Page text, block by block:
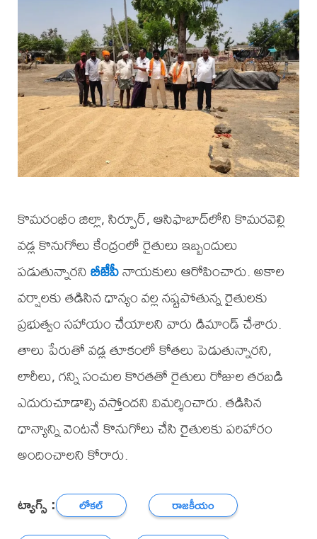
కొమరంభీం జిల్లా, సిర్పూర్, ఆసిఫాబాద్‌లోని కొమరవెల్లి
వడ్ల కొనుగోలు కేంద్రంలో రైతులు ఇబ్బందులు
పడుతున్నారనిబీజేపీనాయకులు ఆరోపించారు. అకాల
వర్షాలకు తడిసిన ధాన్యం వల్ల నష్టపోతున్న రైతులకు
ప్రభుత్వం సహాయం చేయాలని వారు డిమాండ్ చేశారు.
తాలు పేరుతో వడ్ల తూకంలో కోతలు పెడుతున్నారని,
లారీలు, గన్ని సంచుల కొరతతో రైతులు రోజుల తరబడి
ఎదురుచూడాల్సి వస్తోందని విమర్శించారు. తడిసిన
ధాన్యాన్ని వెంటనే కొనుగోలు చేసి రైతులకు పరిహారం
అందించాలని కోరారు.
ట్యాగ్స్ : లోకల్
రాజకీయం